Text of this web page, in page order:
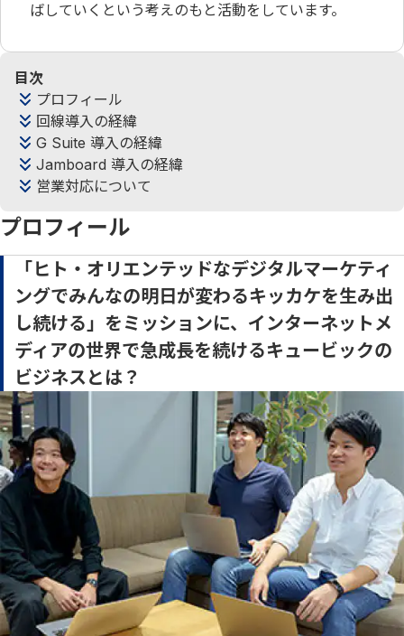
ばしていくという考えのもと活動をしています。
目次
プロフィール
回線導入の経緯
G Suite 導入の経緯
Jamboard 導入の経緯
営業対応について
プロフィール
「ヒト・オリエンテッドなデジタルマーケティ
ングでみんなの明日が変わるキッカケを生み出
し続ける」をミッションに、インターネットメ
ディアの世界で急成長を続けるキュービックの
ビジネスとは？